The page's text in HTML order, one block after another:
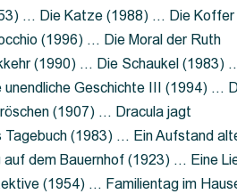
… Die Katze (1988) … Die Koffer
(1996) … Die Moral der Ruth
(1990) … Die Schaukel (1983)
Geschichte III (1994) …
(1907) … Dracula jagt
(1983) … Ein Aufstand
dem Bauernhof (1923) … Eine
(1954) … Familientag im